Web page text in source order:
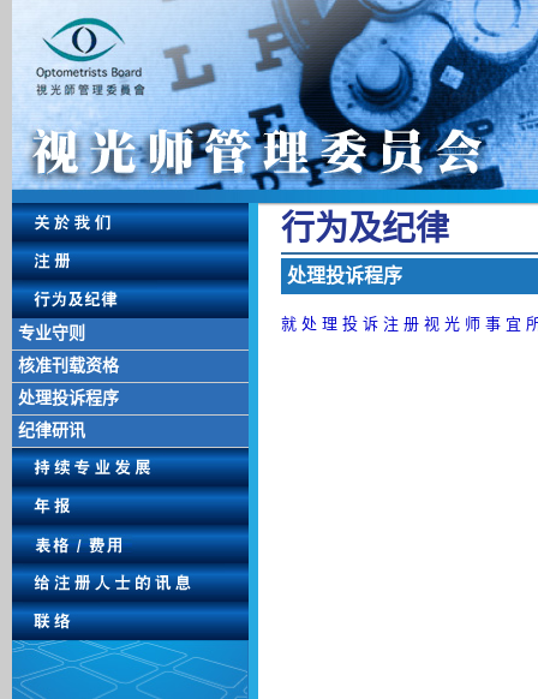
专业守则
核准刊载资格
处理投诉程序
纪律研讯
行 为 及 纪 律
处 理 投 诉 程 序
就 处 理 投 诉 注 册 视 光 师 事 宜